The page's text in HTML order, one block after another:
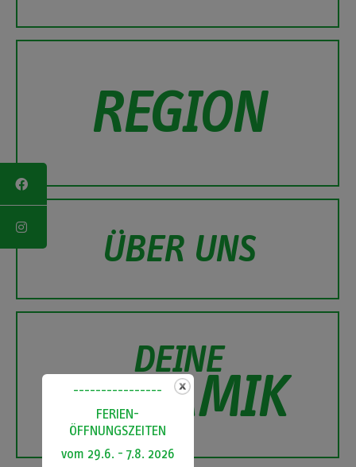
REGION
ÜBER UNS
DEINE
DYNAMIK
----------------
FERIEN-
ÖFFNUNGSZEITEN
vom 29.6. - 7.8. 2026